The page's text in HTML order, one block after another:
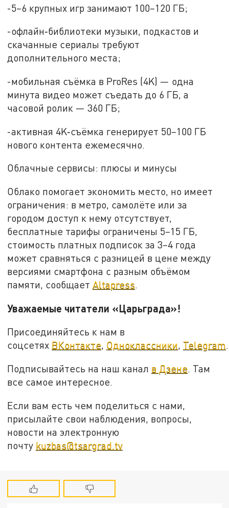
-5–6 крупных игр занимают 100–120 ГБ;
-офлайн‑библиотеки музыки, подкастов и
скачанные сериалы требуют
дополнительного места;
-мобильная съёмка в ProRes (4K) — одна
минута видео может съедать до 6 ГБ, а
часовой ролик — 360 ГБ;
-активная 4K‑съёмка генерирует 50–100 ГБ
нового контента ежемесячно.
Облачные сервисы: плюсы и минусы
Облако помогает экономить место, но имеет
ограничения: в метро, самолёте или за
городом доступ к нему отсутствует,
бесплатные тарифы ограничены 5–15 ГБ,
стоимость платных подписок за 3–4 года
может сравняться с разницей в цене между
версиями смартфона с разным объёмом
памяти, сообщаетAltapress.
Уважаемые читатели «Царьграда»!
Присоединяйтесь к нам в
соцсетях ВКонтакте, Одноклассники, Telegram.
Подписывайтесь на наш канал в Дзене. Там
все самое интересное.
Если вам есть чем поделиться с нами,
присылайте свои наблюдения, вопросы,
новости на электронную
почту kuzbas@tsargrad.tv